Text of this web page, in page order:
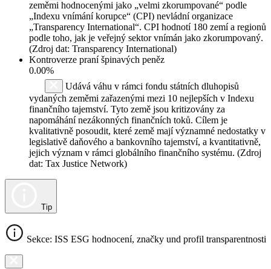
zeměmi hodnocenými jako „velmi zkorumpované“ podle
„Indexu vnímání korupce“ (CPI) nevládní organizace
„Transparency International“. CPI hodnotí 180 zemí a regionů
podle toho, jak je veřejný sektor vnímán jako zkorumpovaný.
(Zdroj dat: Transparency International)
Kontroverze praní špinavých peněz
0.00%
Udává váhu v rámci fondu státních dluhopisů
vydaných zeměmi zařazenými mezi 10 nejlepších v Indexu
finančního tajemství. Tyto země jsou kritizovány za
napomáhání nezákonných finančních toků. Cílem je
kvalitativně posoudit, které země mají významné nedostatky v
legislativě daňového a bankovního tajemství, a kvantitativně,
jejich význam v rámci globálního finančního systému. (Zdroj
dat: Tax Justice Network)
Tip
Sekce: ISS ESG hodnocení, značky und profil transparentnosti